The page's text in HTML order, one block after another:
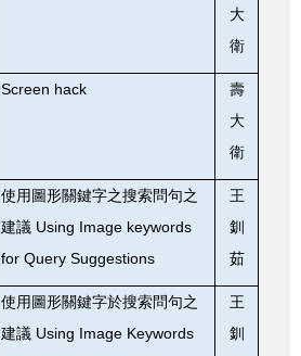
大
衛
Screen hack
壽
大
衛
使用圖形關鍵字之搜索問句之
建議 Using Image keywords
for Query Suggestions
王
釧
茹
使用圖形關鍵字於搜索問句之
建議 Using Image Keywords
王
釧